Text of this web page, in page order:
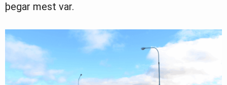
þegar mest var.